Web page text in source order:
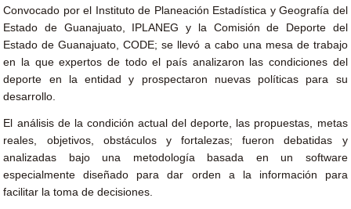
Convocado por el Instituto de Planeación Estadística y Geografía del
Estado de Guanajuato, IPLANEG y la Comisión de Deporte del
Estado de Guanajuato, CODE; se llevó a cabo una mesa de trabajo
en la que expertos de todo el país analizaron las condiciones del
deporte en la entidad y prospectaron nuevas políticas para su
desarrollo.
El análisis de la condición actual del deporte, las propuestas, metas
reales, objetivos, obstáculos y fortalezas; fueron debatidas y
analizadas bajo una metodología basada en un software
especialmente diseñado para dar orden a la información para
facilitar la toma de decisiones.